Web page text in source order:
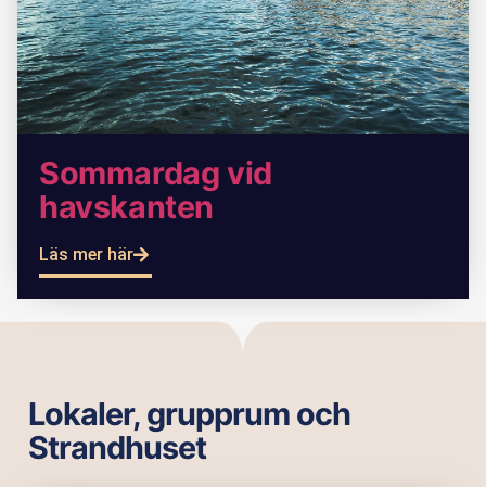
Sommardag vid
havskanten
Läs mer här
Lokaler, grupprum och
Strandhuset